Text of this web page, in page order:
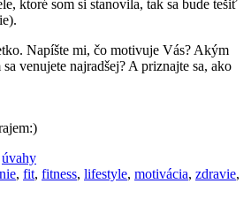
ktoré som si stanovila, tak sa bude tešiť
Napíšte mi, čo motivuje Vás? Akým
venujete najradšej? A priznajte sa, ako
úvahy
, fit, fitness, lifestyle, motivácia, zdravie,